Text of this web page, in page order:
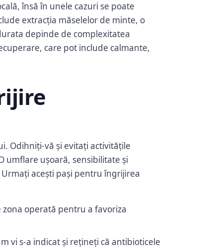
însă în unele cazuri se poate
extracția măselelor de minte, o
depinde de complexitatea
care pot include calmante,
Odihniți-vă și evitați activitățile
umflare ușoară, sensibilitate și
acești pași pentru îngrijirea
operată pentru a favoriza
vi s-a indicat și rețineți că antibioticele